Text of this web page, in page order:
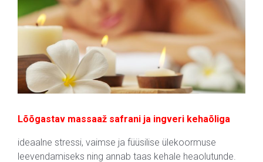
Lõõgastav massaaž safrani ja ingveri kehaõliga
ideaalne stressi, vaimse ja füüsilise ülekoormuse
leevendamiseks ning annab taas kehale heaolutunde.